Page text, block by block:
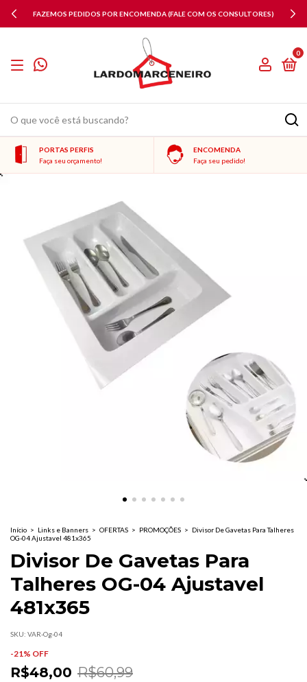
FAZEMOS PEDIDOS POR ENCOMENDA (FALE COM OS CONSULTORES)
0
PORTAS PERFIS
Faça seu orçamento!
ENCOMENDA
Faça seu pedido!
Início > Links e Banners > OFERTAS > PROMOÇÕES > Divisor De Gavetas Para Talheres
OG-04 Ajustavel 481x365
Divisor De Gavetas Para
Talheres OG-04 Ajustavel
481x365
SKU: VAR-Og-04
-21% OFF
R$48,00 R$60,99